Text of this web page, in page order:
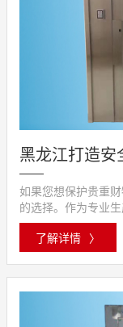
如果您想保护贵重
的选择。作为专业生
了解详情 〉